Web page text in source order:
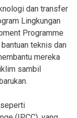
dan transfer
Lingkungan
Programme
teknis dan
mereka
sambil